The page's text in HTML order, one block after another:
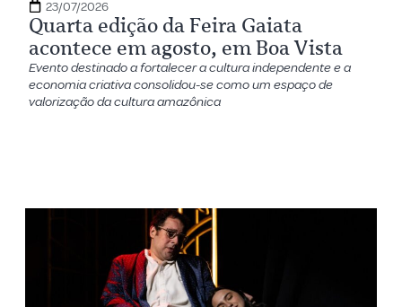
23/07/2026
Quarta edição da Feira Gaiata
acontece em agosto, em Boa Vista
Evento destinado a fortalecer a cultura independente e a
economia criativa consolidou-se como um espaço de
valorização da cultura amazônica